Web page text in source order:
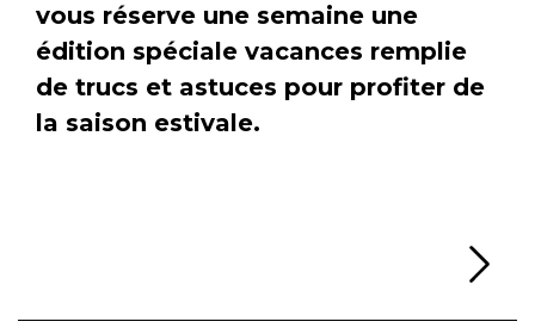
vous réserve une semaine une
édition spéciale vacances remplie
de trucs et astuces pour profiter de
la saison estivale.